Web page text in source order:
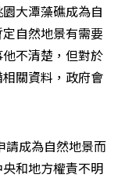
大潭藻礁成為自
自然地景有需要
不清楚，但對於
關資料，政府會
請成為自然地景而
和地方權責不明